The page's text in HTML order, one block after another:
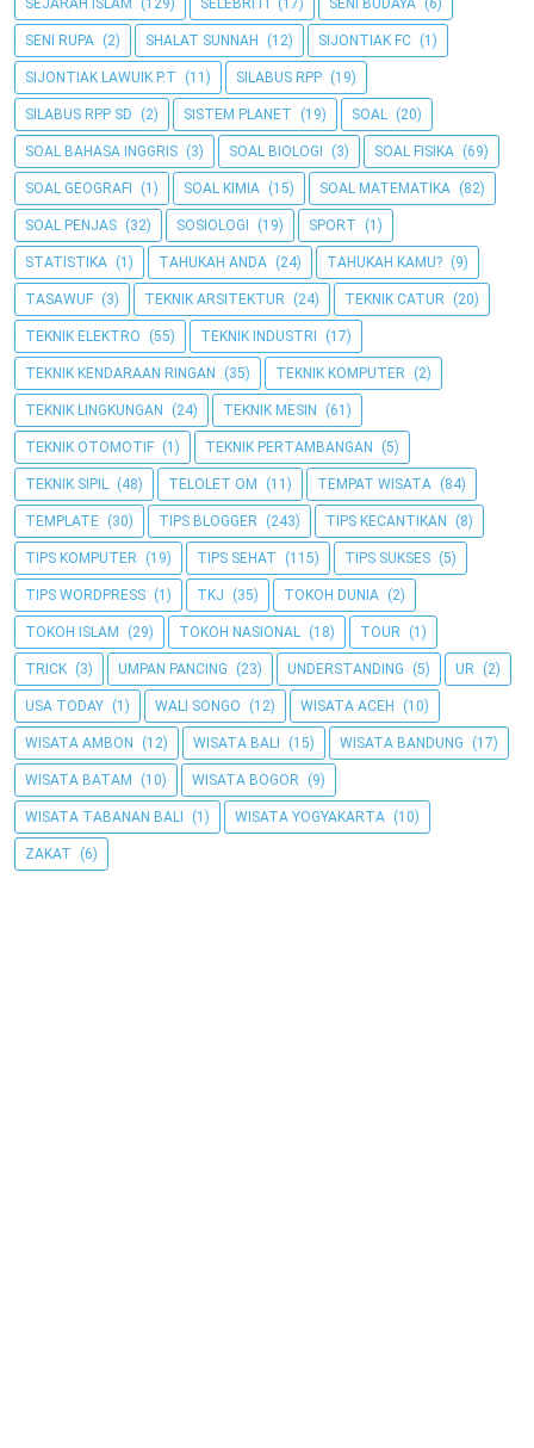
SENI RUPA (2) SHALAT SUNNAH (12) SIJONTIAK FC (1)
SIJONTIAK LAWUIK P.T (11) SILABUS RPP (19)
SILABUS RPP SD (2) SISTEM PLANET (19) SOAL (20)
SOAL BAHASA INGGRIS (3) SOAL BIOLOGI (3) SOAL FISIKA (69)
SOAL GEOGRAFI (1) SOAL KIMIA (15) SOAL MATEMATIKA (82)
SOAL PENJAS (32) SOSIOLOGI (19) SPORT (1)
STATISTIKA (1) TAHUKAH ANDA (24) TAHUKAH KAMU? (9)
TASAWUF (3) TEKNIK ARSITEKTUR (24) TEKNIK CATUR (20)
TEKNIK ELEKTRO (55) TEKNIK INDUSTRI (17)
TEKNIK KENDARAAN RINGAN (35) TEKNIK KOMPUTER (2)
TEKNIK LINGKUNGAN (24) TEKNIK MESIN (61)
TEKNIK OTOMOTIF (1) TEKNIK PERTAMBANGAN (5)
TEKNIK SIPIL (48) TELOLET OM (11) TEMPAT WISATA (84)
TEMPLATE (30) TIPS BLOGGER (243) TIPS KECANTIKAN (8)
TIPS KOMPUTER (19) TIPS SEHAT (115) TIPS SUKSES (5)
TIPS WORDPRESS (1) TKJ (35) TOKOH DUNIA (2)
TOKOH ISLAM (29) TOKOH NASIONAL (18) TOUR (1)
TRICK (3) UMPAN PANCING (23) UNDERSTANDING (5) UR (2)
USA TODAY (1) WALI SONGO (12) WISATA ACEH (10)
WISATA AMBON (12) WISATA BALI (15) WISATA BANDUNG (17)
WISATA BATAM (10) WISATA BOGOR (9)
WISATA TABANAN BALI (1) WISATA YOGYAKARTA (10)
ZAKAT (6)